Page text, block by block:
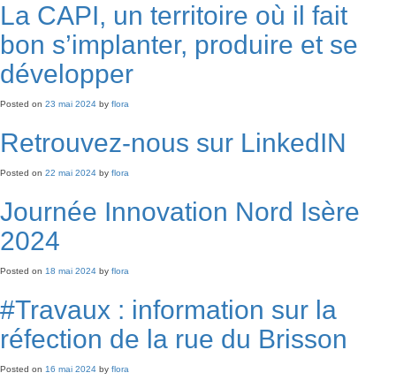
La CAPI, un territoire où il fait
bon s’implanter, produire et se
développer
Posted on 23 mai 2024 by flora
Retrouvez-nous sur LinkedIN
Posted on 22 mai 2024 by flora
Journée Innovation Nord Isère
2024
Posted on 18 mai 2024 by flora
#Travaux : information sur la
réfection de la rue du Brisson
Posted on 16 mai 2024 by flora